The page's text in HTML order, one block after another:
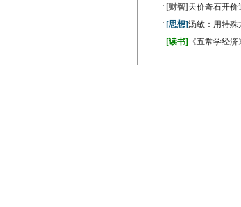
· [财智] 天价奇石开价
· [思想]汤敏：用特殊
· [读书] 《五常学经济